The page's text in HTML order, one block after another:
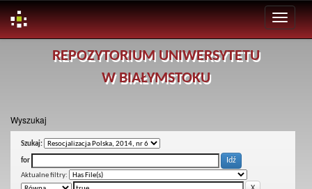
REPOZYTORIUM UNIWERSYTETU
W BIAŁYMSTOKU
Wyszukaj
Szukaj:
for
Aktualne filtry: